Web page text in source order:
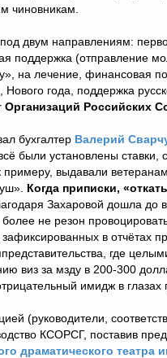
чиновникам.
двум направлениям:
поддержка (отправление
на лечение,
года, поддержка
Российских
бухгалтер Валерий
были установлены
выдавали
Когда приписки,
Захаровой дошла до
не резон
в
где
виз за мзду в 200-300
имидж в глазах
(руководители,
КСОРСГ, поставив
драматического театра